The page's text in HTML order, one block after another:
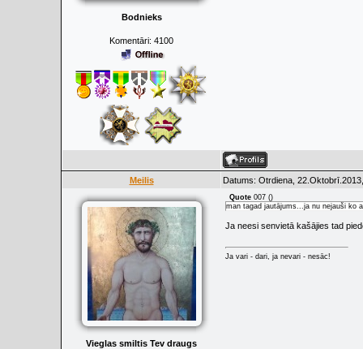
Bodnieks
Komentāri: 4100
Meilis Datums: Otrdiena,
Vieglas smiltis Tev draugs
Quote 007 ()
man tagad jautājums...ja nu nejauši ko
Ja neesi senvietā kašājies tad
Ja vari - dari, ja nevari - nesāc!